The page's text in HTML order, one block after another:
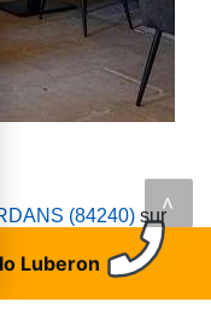
(84240)sur
Luberon
<